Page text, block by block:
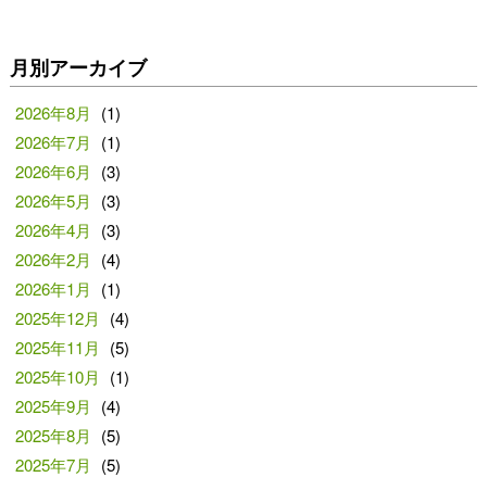
月別アーカイブ
2026年8月
(1)
2026年7月
(1)
2026年6月
(3)
2026年5月
(3)
2026年4月
(3)
2026年2月
(4)
2026年1月
(1)
2025年12月
(4)
2025年11月
(5)
2025年10月
(1)
2025年9月
(4)
2025年8月
(5)
2025年7月
(5)